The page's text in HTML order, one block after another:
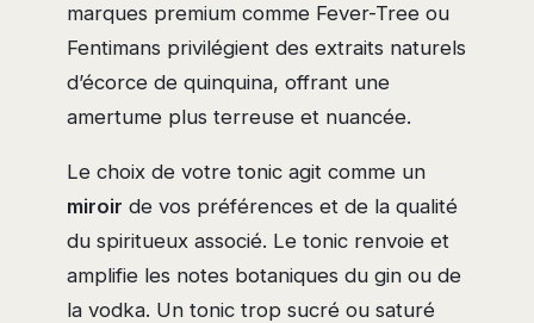
marques premium comme Fever-Tree ou
Fentimans privilégient des extraits naturels
d’écorce de quinquina, offrant une
amertume plus terreuse et nuancée.
Le choix de votre tonic agit comme un
miroir de vos préférences et de la qualité
du spiritueux associé. Le tonic renvoie et
amplifie les notes botaniques du gin ou de
la vodka. Un tonic trop sucré ou saturé